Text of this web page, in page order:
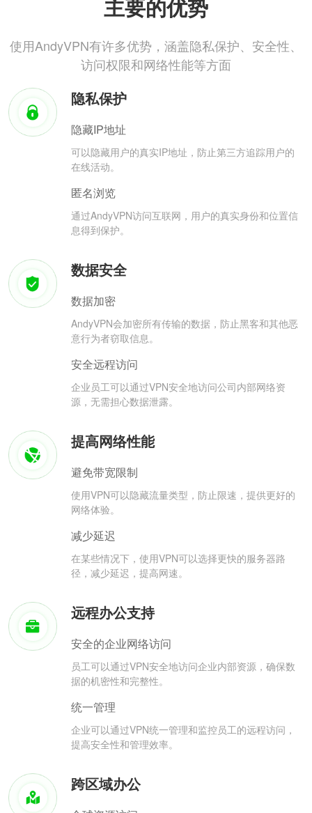
主要的优势
使用AndyVPN有许多优势，涵盖隐私保护、安全性、
访问权限和网络性能等方面
隐私保护
隐藏IP地址
可以隐藏用户的真实IP地址，防止第三方追踪用户的
在线活动。
匿名浏览
通过AndyVPN访问互联网，用户的真实身份和位置信
息得到保护。
数据安全
数据加密
AndyVPN会加密所有传输的数据，防止黑客和其他恶
意行为者窃取信息。
安全远程访问
企业员工可以通过VPN安全地访问公司内部网络资
源，无需担心数据泄露。
提高网络性能
避免带宽限制
使用VPN可以隐藏流量类型，防止限速，提供更好的
网络体验。
减少延迟
在某些情况下，使用VPN可以选择更快的服务器路
径，减少延迟，提高网速。
远程办公支持
安全的企业网络访问
员工可以通过VPN安全地访问企业内部资源，确保数
据的机密性和完整性。
统一管理
企业可以通过VPN统一管理和监控员工的远程访问，
提高安全性和管理效率。
跨区域办公